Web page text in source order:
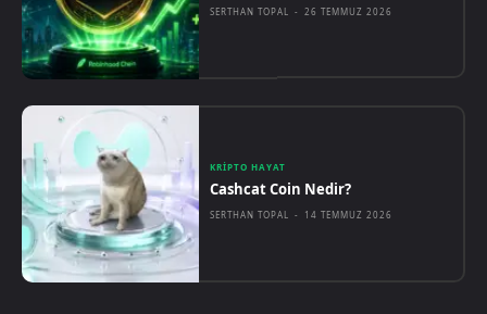
SERTHAN TOPAL - 26 TEMMUZ 2026
KRIPTO HAYAT
Cashcat Coin Nedir?
SERTHAN TOPAL - 14 TEMMUZ 2026